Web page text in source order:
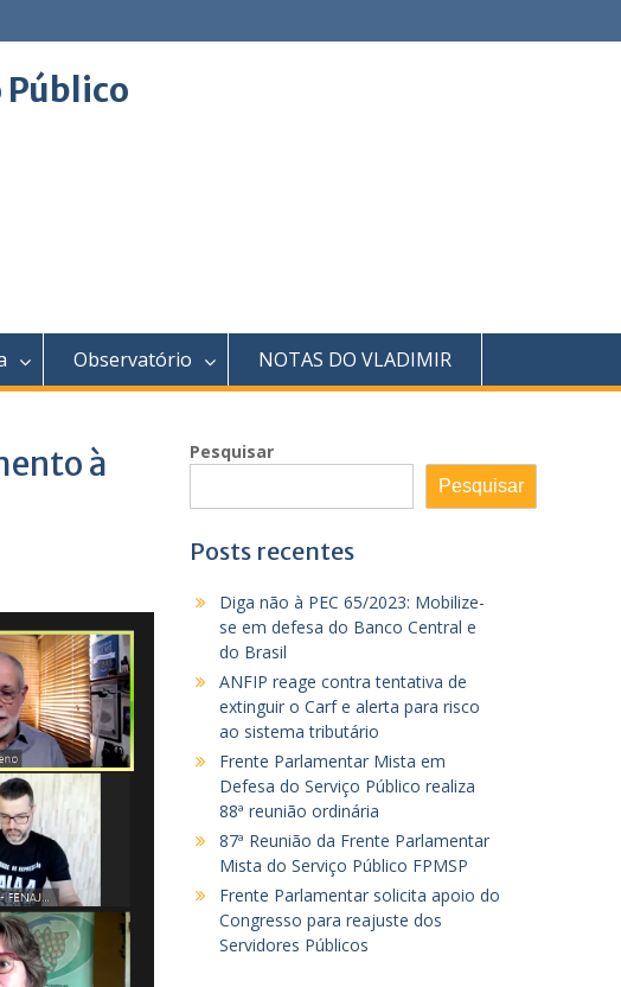
Público
Observatório NOTAS DO VLADIMIR
à
Pesquisar
Pesquisar
Posts recentes
Diga não à PEC 65/2023: Mobilize-
se em defesa do Banco Central e
do Brasil
ANFIP reage contra tentativa de
extinguir o Carf e alerta para risco
ao sistema tributário
Frente Parlamentar Mista em
Defesa do Serviço Público realiza
88ª reunião ordinária
87ª Reunião da Frente Parlamentar
Mista do Serviço Público FPMSP
Frente Parlamentar solicita apoio do
Congresso para reajuste dos
Servidores Públicos